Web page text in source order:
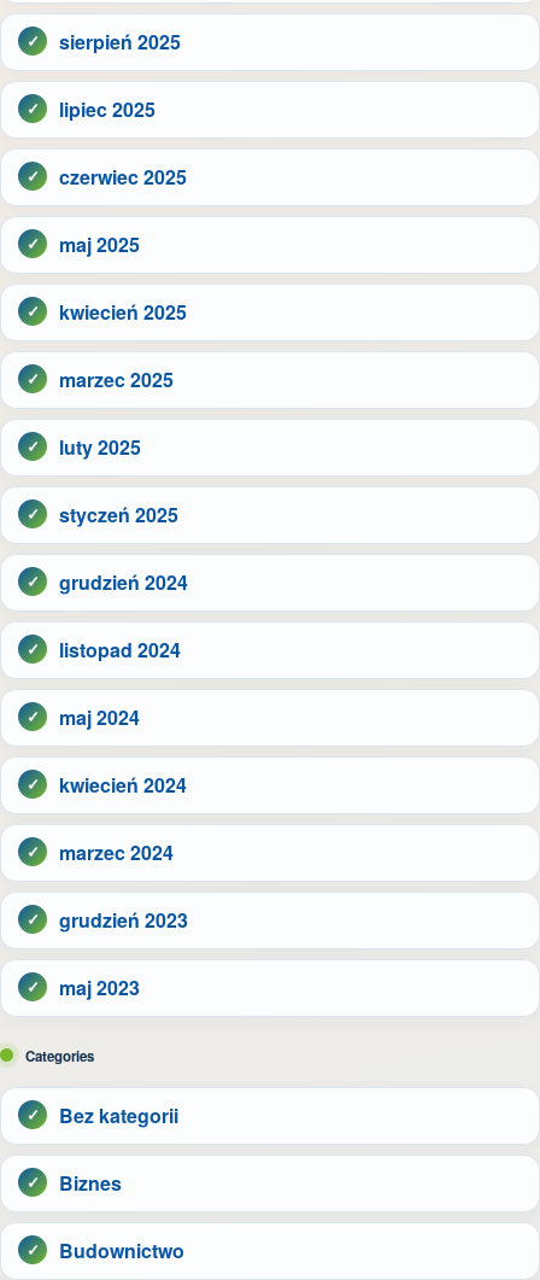
sierpień 2025
lipiec 2025
czerwiec 2025
maj 2025
kwiecień 2025
marzec 2025
luty 2025
styczeń 2025
grudzień 2024
listopad 2024
maj 2024
kwiecień 2024
marzec 2024
grudzień 2023
maj 2023
Categories
Bez kategorii
Biznes
Budownictwo